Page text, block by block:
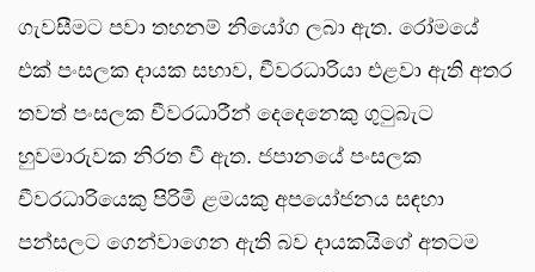
ගැවසීමට පවා තහනම් නියෝග ලබා ඇත. රෝමයේ
එක් පංසලක දායක සභාව, චීවරධාරියා එළවා ඇති අතර
තවත් පංසලක චීවරධාරීන් දෙදෙනෙකු ගුටුබැට
හුවමාරුවක නිරත වී ඇත. ජපානයේ පංසලක
චීවරධාරියෙකු පිරිමි ළමයකු අපයෝජනය සඳහා
පන්සලට ගෙන්වාගෙන ඇති බව දායකයිගේ අතටම